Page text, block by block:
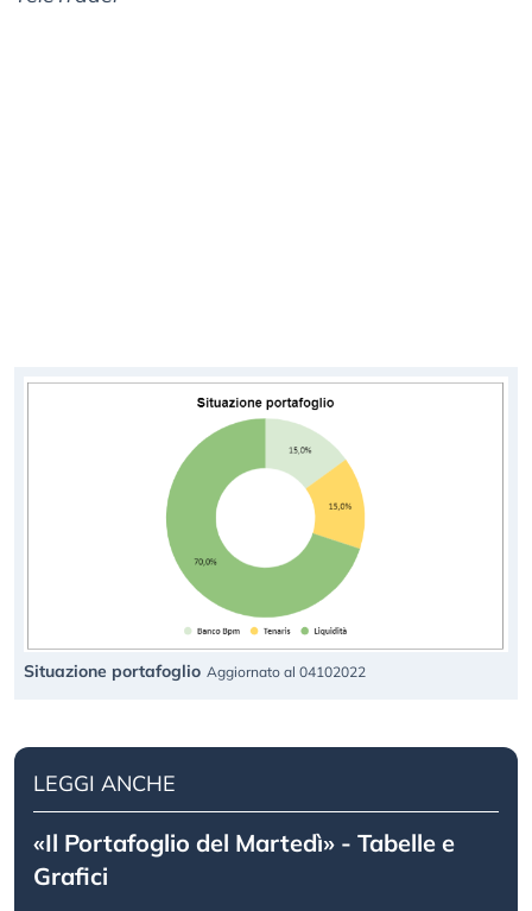
Situazione portafoglio Aggiornato al 04102022
LEGGI ANCHE
«Il Portafoglio del Martedì» - Tabelle e
Grafici